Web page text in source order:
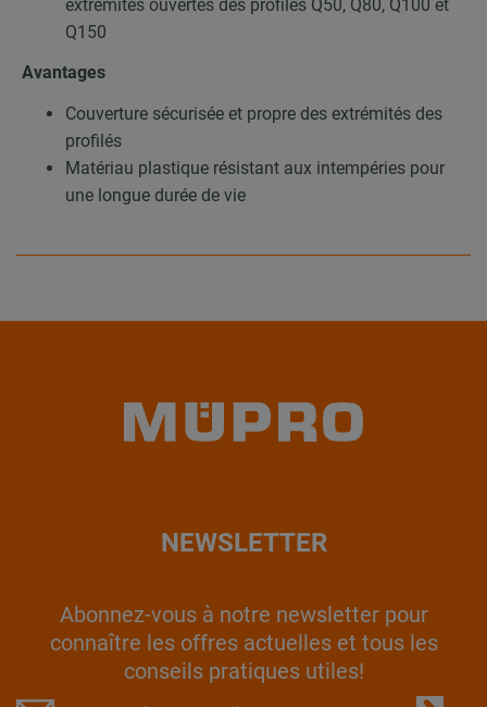
extrémités ouvertes des profilés Q50, Q80, Q100 et
Q150
Avantages
Couverture sécurisée et propre des extrémités des
profilés
Matériau plastique résistant aux intempéries pour
une longue durée de vie
NEWSLETTER
Abonnez-vous à notre newsletter pour
connaître les offres actuelles et tous les
conseils pratiques utiles!